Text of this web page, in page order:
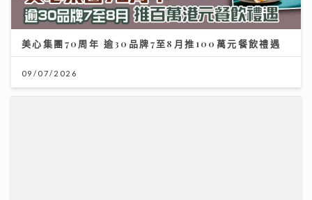
美心集團70周年 逾30品牌7至8月推100萬元餐飲禮遇
09/07/2026